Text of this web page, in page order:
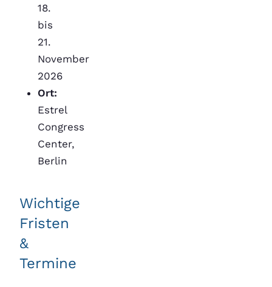
18.
bis
21.
November
2026
Ort:
Estrel
Congress
Center,
Berlin
Wichtige
Fristen
&
Termine